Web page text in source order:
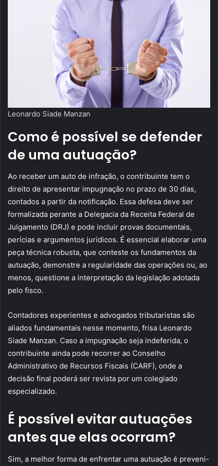
Leonardo Siade Manzan
Como é possível se defender
de uma autuação?
Ao receber um auto de infração, o contribuinte tem o
direito de apresentar impugnação no prazo de 30 dias,
contados a partir da notificação. Essa defesa deve ser
formalizada perante a Delegacia da Receita Federal de
Julgamento (DRJ) e pode incluir provas documentais,
perícias e argumentos jurídicos. É essencial elaborar uma
peça técnica robusta, que conteste os fundamentos da
autuação, demonstre a regularidade das operações ou, ao
menos, questione a interpretação da legislação adotada
pelo fisco.
Contadores experientes e advogados tributaristas são
aliados fundamentais nesse momento, frisa Leonardo
Siade Manzan. Caso a impugnação seja indeferida, o
contribuinte ainda pode recorrer ao Conselho
Administrativo de Recursos Fiscais (CARF), onde a
decisão final poderá ser revista por um colegiado
especializado.
É possível evitar autuações
antes que elas ocorram?
Sim, a melhor forma de enfrentar uma autuação é preveni-